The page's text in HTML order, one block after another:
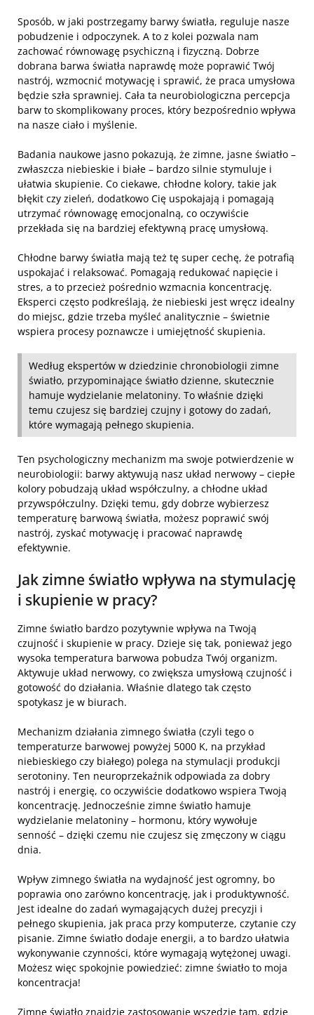
Sposób, w jaki postrzegamy barwy światła, reguluje nasze
pobudzenie i odpoczynek. A to z kolei pozwala nam
zachować równowagę psychiczną i fizyczną. Dobrze
dobrana barwa światła naprawdę może poprawić Twój
nastrój, wzmocnić motywację i sprawić, że praca umysłowa
będzie szła sprawniej. Cała ta neurobiologiczna percepcja
barw to skomplikowany proces, który bezpośrednio wpływa
na nasze ciało i myślenie.
Badania naukowe jasno pokazują, że zimne, jasne światło –
zwłaszcza niebieskie i białe – bardzo silnie stymuluje i
ułatwia skupienie. Co ciekawe, chłodne kolory, takie jak
błękit czy zieleń, dodatkowo Cię uspokajają i pomagają
utrzymać równowagę emocjonalną, co oczywiście
przekłada się na bardziej efektywną pracę umysłową.
Chłodne barwy światła mają też tę super cechę, że potrafią
uspokajać i relaksować. Pomagają redukować napięcie i
stres, a to przecież pośrednio wzmacnia koncentrację.
Eksperci często podkreślają, że niebieski jest wręcz idealny
do miejsc, gdzie trzeba myśleć analitycznie – świetnie
wspiera procesy poznawcze i umiejętność skupienia.
Według ekspertów w dziedzinie chronobiologii zimne
światło, przypominające światło dzienne, skutecznie
hamuje wydzielanie melatoniny. To właśnie dzięki
temu czujesz się bardziej czujny i gotowy do zadań,
które wymagają pełnego skupienia.
Ten psychologiczny mechanizm ma swoje potwierdzenie w
neurobiologii: barwy aktywują nasz układ nerwowy – ciepłe
kolory pobudzają układ współczulny, a chłodne układ
przywspółczulny. Dzięki temu, gdy dobrze wybierzesz
temperaturę barwową światła, możesz poprawić swój
nastrój, zyskać motywację i pracować naprawdę
efektywnie.
Jak zimne światło wpływa na stymulację
i skupienie w pracy?
Zimne światło bardzo pozytywnie wpływa na Twoją
czujność i skupienie w pracy. Dzieje się tak, ponieważ jego
wysoka temperatura barwowa pobudza Twój organizm.
Aktywuje układ nerwowy, co zwiększa umysłową czujność i
gotowość do działania. Właśnie dlatego tak często
spotykasz je w biurach.
Mechanizm działania zimnego światła (czyli tego o
temperaturze barwowej powyżej 5000 K, na przykład
niebieskiego czy białego) polega na stymulacji produkcji
serotoniny. Ten neuroprzekaźnik odpowiada za dobry
nastrój i energię, co oczywiście dodatkowo wspiera Twoją
koncentrację. Jednocześnie zimne światło hamuje
wydzielanie melatoniny – hormonu, który wywołuje
senność – dzięki czemu nie czujesz się zmęczony w ciągu
dnia.
Wpływ zimnego światła na wydajność jest ogromny, bo
poprawia ono zarówno koncentrację, jak i produktywność.
Jest idealne do zadań wymagających dużej precyzji i
pełnego skupienia, jak praca przy komputerze, czytanie czy
pisanie. Zimne światło dodaje energii, a to bardzo ułatwia
wykonywanie czynności, które wymagają wytężonej uwagi.
Możesz więc spokojnie powiedzieć: zimne światło to moja
koncentracja!
Zimne światło znajdzie zastosowanie wszędzie tam, gdzie